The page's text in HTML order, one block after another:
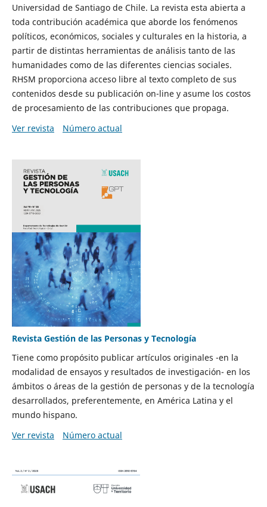
Universidad de Santiago de Chile. La revista esta abierta a
toda contribución académica que aborde los fenómenos
políticos, económicos, sociales y culturales en la historia, a
partir de distintas herramientas de análisis tanto de las
humanidades como de las diferentes ciencias sociales.
RHSM proporciona acceso libre al texto completo de sus
contenidos desde su publicación on-line y asume los costos
de procesamiento de las contribuciones que propaga.
Ver revista
Número actual
Revista Gestión de las Personas y Tecnología
Tiene como propósito publicar artículos originales -en la
modalidad de ensayos y resultados de investigación- en los
ámbitos o áreas de la gestión de personas y de la tecnología
desarrollados, preferentemente, en América Latina y el
mundo hispano.
Ver revista
Número actual